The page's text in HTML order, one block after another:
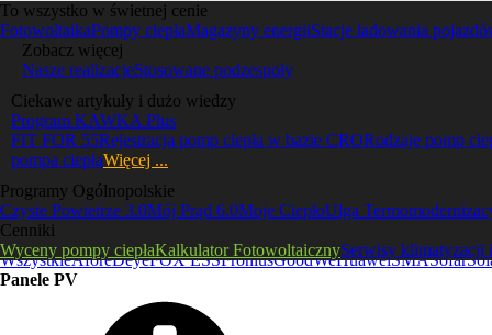
To wszystko w świetnej cenie
FotowoltaikaPompy ciepłaMagazyny energiiStacje ładowania
Zobacz więcej
Nasze realizacjeStosowane podzespoły
Ciekawe artykuły i dużo wiedzy
Program KAWKA Plus
FIT FOR 55Rejestracja pomp ciepła w bazie CRORodzaje pomp
pompa ciepłaWięcej ...
Programy Ogólnopolskie
Czyste Powietrze 3.0Mój Prąd 6.0Moje CiepłoUlga
Cenniki
Wyceny pompy ciepłaKalkulator FotowoltaicznySerwisy klimatyzacji
Fotowoltaika
Falowniki
WszystkieAforeDeyeFOX ESSFroniusGoodWeHuaweiSMASofar
Panele PV